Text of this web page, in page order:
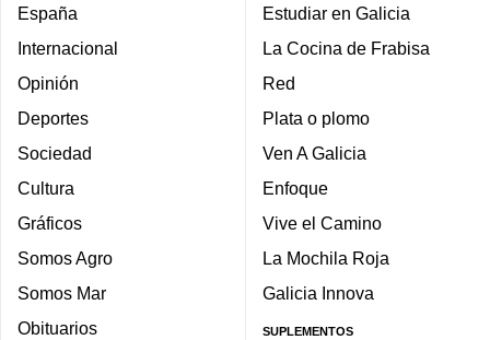
España
Internacional
Opinión
Deportes
Sociedad
Cultura
Gráficos
Somos Agro
Somos Mar
Obituarios
Estudiar en Galicia
La Cocina de Frabisa
Red
Plata o plomo
Ven A Galicia
Enfoque
Vive el Camino
La Mochila Roja
Galicia Innova
SUPLEMENTOS